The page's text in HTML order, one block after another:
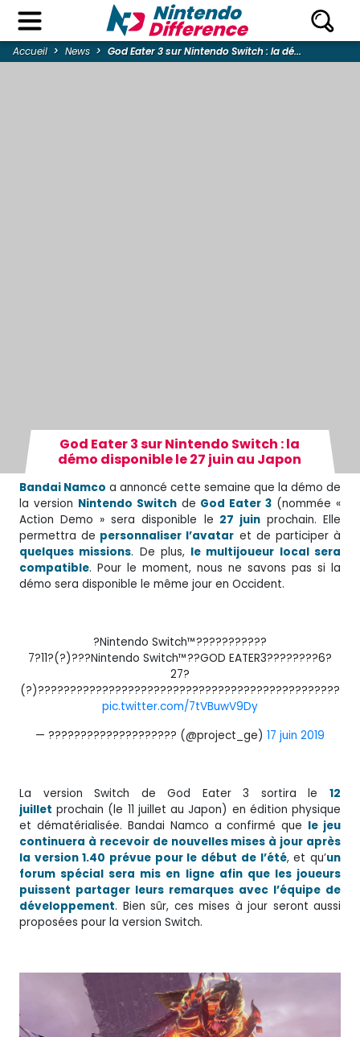
Accueil News God Eater 3 sur Nintendo Switch : la dé...
God Eater 3 sur Nintendo Switch : la
démo disponible le 27 juin au Japon
Bandai Namco a annoncé cette semaine que la démo de
la version Nintendo Switchde God Eater 3 (nommée «
Action Demo » sera disponible le 27 juinprochain. Elle
permettra de personnaliser l’avatar et de participer à
quelques missions. De plus, le multijoueur local sera
compatible. Pour le moment, nous ne savons pas si la
démo sera disponible le même jour en Occident.
?Nintendo Switch™???????????
7?11?(?)???Nintendo Switch™??GOD EATER3????????6?
27?
(?)???????????????????????????????????????????????
pic.twitter.com/7tVBuwV9Dy
— ???????????????????? (@project_ge) 17 juin 2019
La version Switch de God Eater 3 sortira le 12
juillet prochain (le 11 juillet au Japon) en édition physique
et dématérialisée. Bandai Namco a confirmé que le jeu
continuera à recevoir de nouvelles mises à jour après
la version 1.40 prévue pour le début de l’été, et qu’un
forum spécial sera mis en ligne afin que les joueurs
puissent partager leurs remarques avec l’équipe de
développement. Bien sûr, ces mises à jour seront aussi
proposées pour la version Switch.